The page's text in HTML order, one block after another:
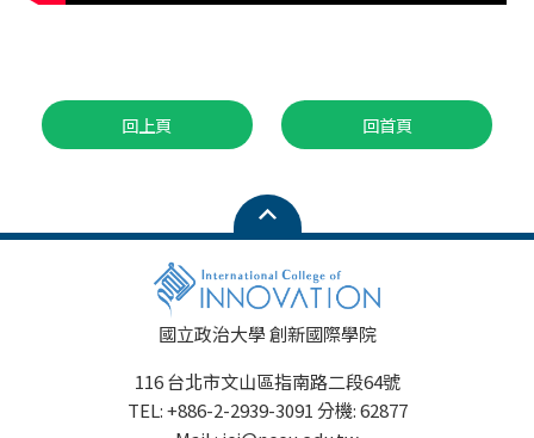
回上頁 回首頁
國立政治大學 創新國際學院
116 台北市文山區指南路二段64號
TEL: +886-2-2939-3091 分機: 62877